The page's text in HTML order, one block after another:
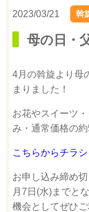
2023/03/21 斡
母の日・
4月の斡旋より母
まりました！
お花やスイーツ
み・通常価格の
こちらからチラシ
お申し込み締め
月7日(水)までと
機会としてぜひご